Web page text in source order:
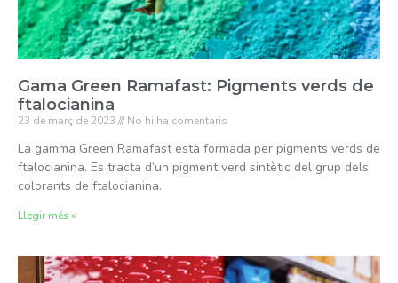
Gama Green Ramafast: Pigments verds de
ftalocianina
23 de març de 2023 No hi ha comentaris
La gamma Green Ramafast està formada per pigments verds de
ftalocianina. Es tracta d’un pigment verd sintètic del grup dels
colorants de ftalocianina.
Llegir més »